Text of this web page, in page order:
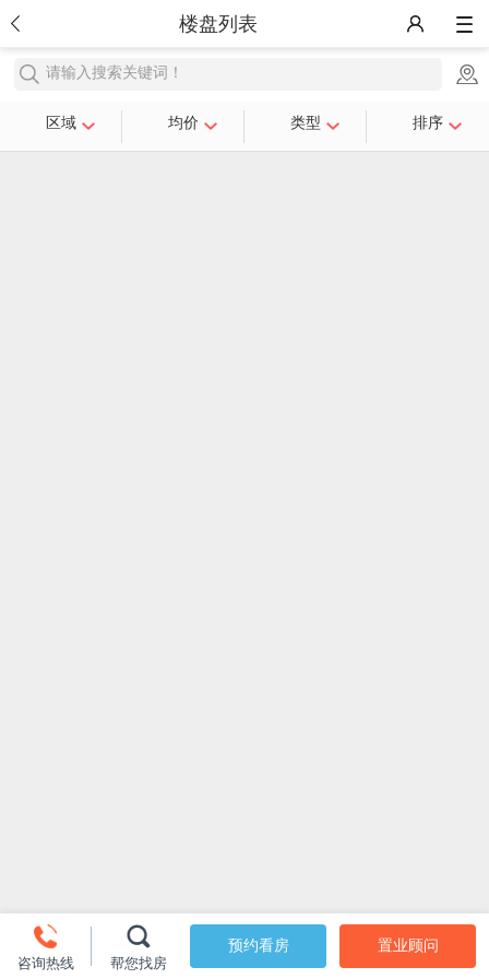
楼盘列表
请输入搜索关键词！
区域 均价 类型 排序
咨询热线 帮您找房
预约看房 置业顾问